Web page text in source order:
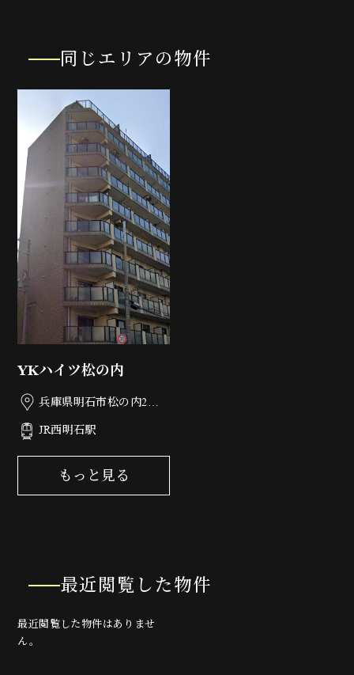
同じエリアの物件
YKハイツ松の内
兵庫県明石市松の内2丁
JR西明石駅
もっと見る
最近閲覧した物件
最近閲覧した物件はありませ
ん。